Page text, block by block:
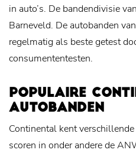
in auto’s. De bandendivisie
Barneveld. De autobanden
regelmatig als beste getest
consumententesten.
POPULAIRE
AUTOBANDEN
Continental kent
scoren in onder andere de